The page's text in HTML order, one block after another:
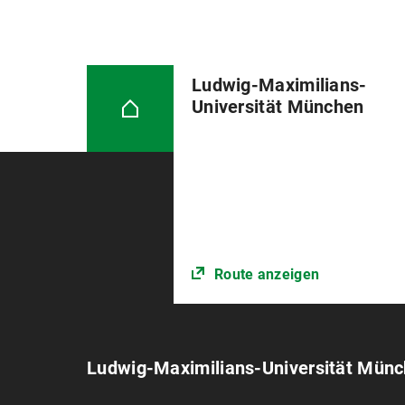
Ludwig-Maximilians-
Universität München
Route anzeigen
Ludwig-Maximilians-Universität